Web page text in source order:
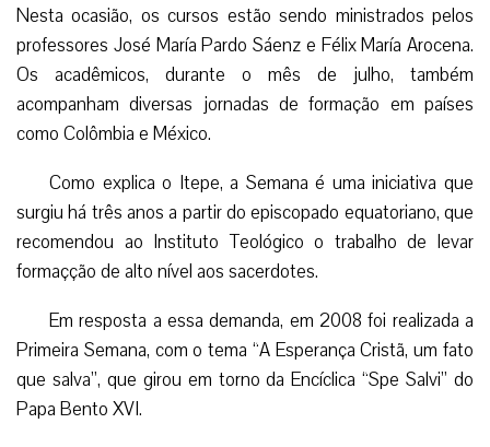
Nesta ocasião, os cursos estão sendo ministrados pelos
professores José María Pardo Sáenz e Félix María Arocena.
Os acadêmicos, durante o mês de julho, também
acompanham diversas jornadas de formação em países
como Colômbia e México.
Como explica o Itepe, a Semana é uma iniciativa que
surgiu há três anos a partir do episcopado equatoriano, que
recomendou ao Instituto Teológico o trabalho de levar
formaçção de alto nível aos sacerdotes.
Em resposta a essa demanda, em 2008 foi realizada a
Primeira Semana, com o tema “A Esperança Cristã, um fato
que salva”, que girou em torno da Encíclica “Spe Salvi” do
Papa Bento XVI.